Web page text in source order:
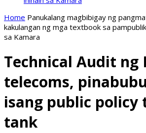
Home Panukalang magbibigay ng
kakulangan ng mga textbook sa
sa Kamara
Technical Audit ng
telecoms,
isang public policy
tank